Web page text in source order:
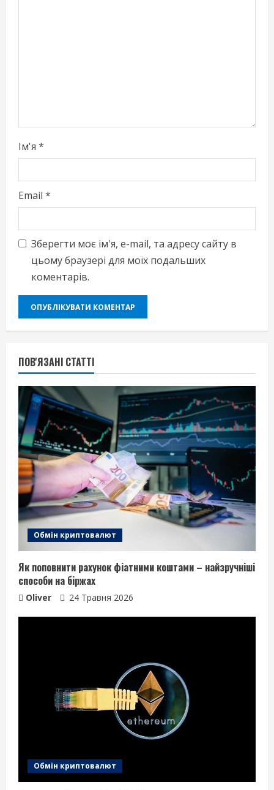
Ім'я *
Email *
Зберегти моє ім'я, e-mail, та адресу сайту в
цьому браузері для моїх подальших
коментарів.
ПОВ'ЯЗАНІ СТАТТІ
Обмін криптовалют
Як поповнити рахунок фіатними коштами – найзручніші
способи на біржах
Oliver 24 Травня 2026
Обмін криптовалют